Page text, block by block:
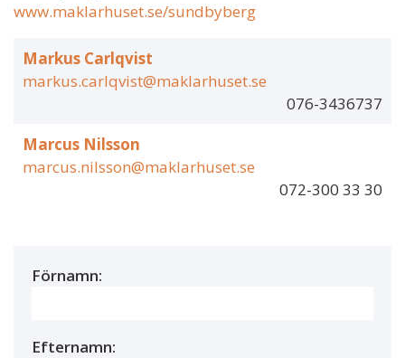
www.maklarhuset.se/sundbyberg
Markus Carlqvist
markus.carlqvist@maklarhuset.se
076-3436737
Marcus Nilsson
marcus.nilsson@maklarhuset.se
072-300 33 30
Förnamn:
Efternamn: